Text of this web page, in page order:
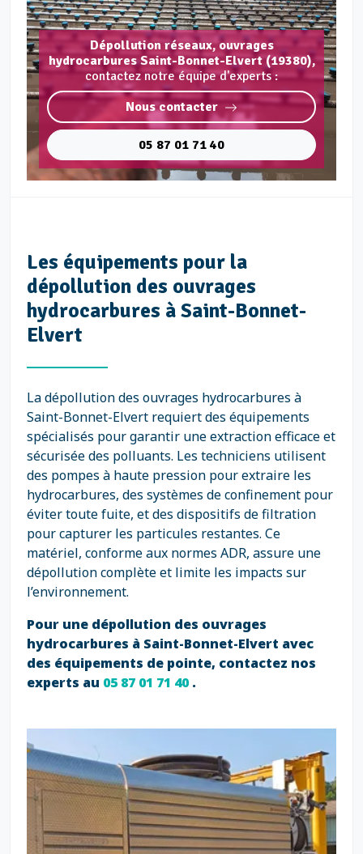
Dépollution réseaux, ouvrages
hydrocarbures Saint-Bonnet-Elvert (19380),
contactez notre équipe d'experts :
Nous contacter
05 87 01 71 40
Les équipements pour la
dépollution des ouvrages
hydrocarbures à Saint-Bonnet-
Elvert
La dépollution des ouvrages hydrocarbures à
Saint-Bonnet-Elvert requiert des équipements
spécialisés pour garantir une extraction efficace et
sécurisée des polluants. Les techniciens utilisent
des pompes à haute pression pour extraire les
hydrocarbures, des systèmes de confinement pour
éviter toute fuite, et des dispositifs de filtration
pour capturer les particules restantes. Ce
matériel, conforme aux normes ADR, assure une
dépollution complète et limite les impacts sur
l’environnement.
Pour une dépollution des ouvrages
hydrocarbures à Saint-Bonnet-Elvert avec
des équipements de pointe, contactez nos
experts au 05 87 01 71 40.